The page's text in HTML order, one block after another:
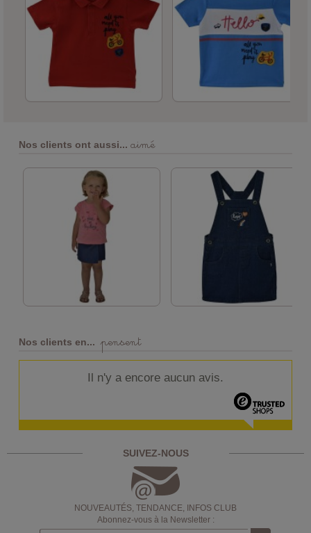
Nos clients ont aussi... aimé
Nos clients en... pensent
Il n'y a encore aucun avis.
SUIVEZ-NOUS
NOUVEAUTÉS, TENDANCE, INFOS CLUB
Abonnez-vous à la Newsletter :